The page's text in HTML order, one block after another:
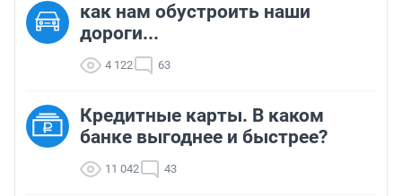
как нам обустроить наши
дороги...
4 122 63
Кредитные карты. В каком
банке выгоднее и быстрее?
11 042 43